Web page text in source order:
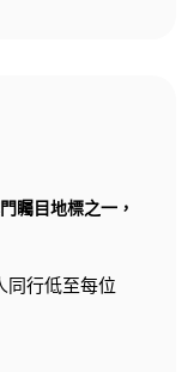
矚目地標之一，
同行低至每位